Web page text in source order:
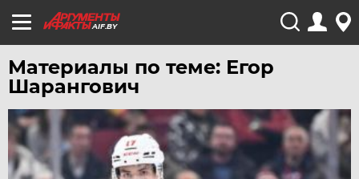
AIF.BY
Материалы по теме: Егор
Шарангович